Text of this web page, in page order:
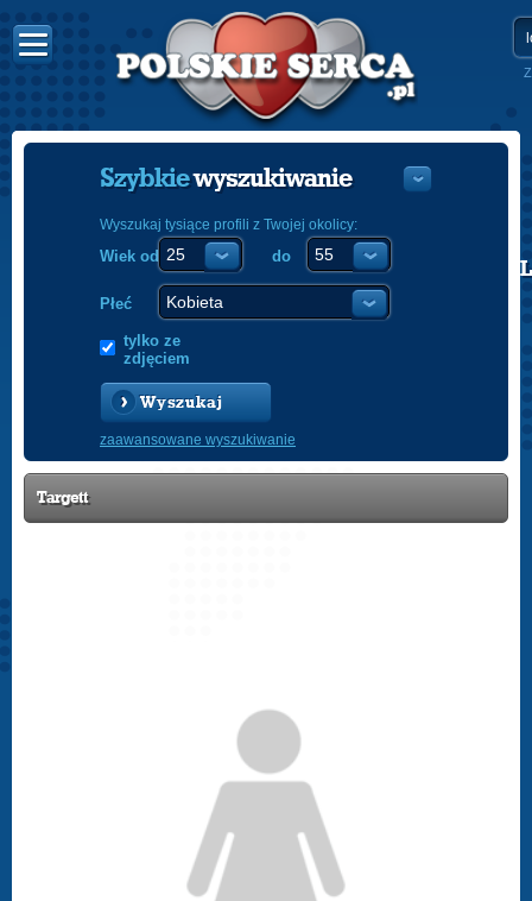
POLISH
Szybkiewyszukiwanie
Wyszukaj tysiące profili z Twojej okolicy:
Wiek od do
Płeć
tylko ze
zdjęciem
Wyszukaj
zaawansowane wyszukiwanie
Targett